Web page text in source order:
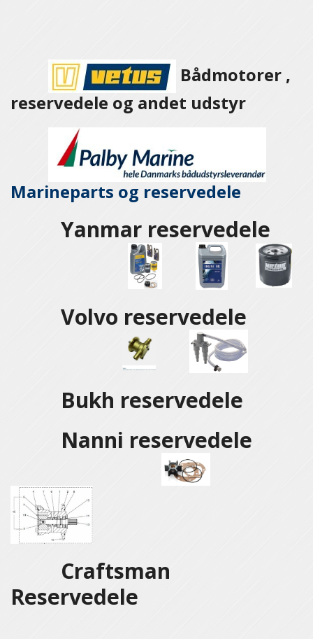
Bådmotorer ,
reservedele og andet udstyr
Marineparts og reservedele
Yanmar reservedele
Volvo reservedele
Bukh reservedele
Nanni reservedele
Craftsman
Reservedele